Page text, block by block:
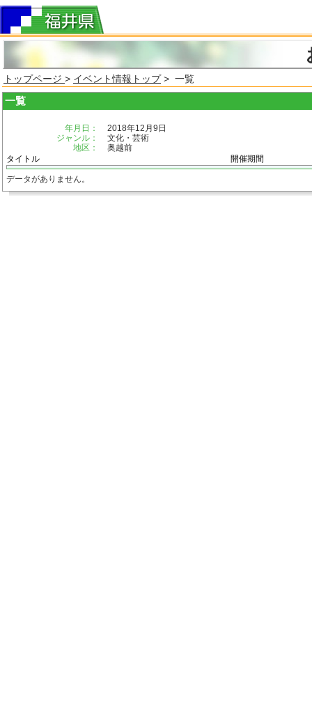
トップページ > イベント情報トップ> 一覧
一覧
年月日：
2018年12月9日
ジャンル：
文化・芸術
地区：
奥越前
タイトル
開催期間
データがありません。